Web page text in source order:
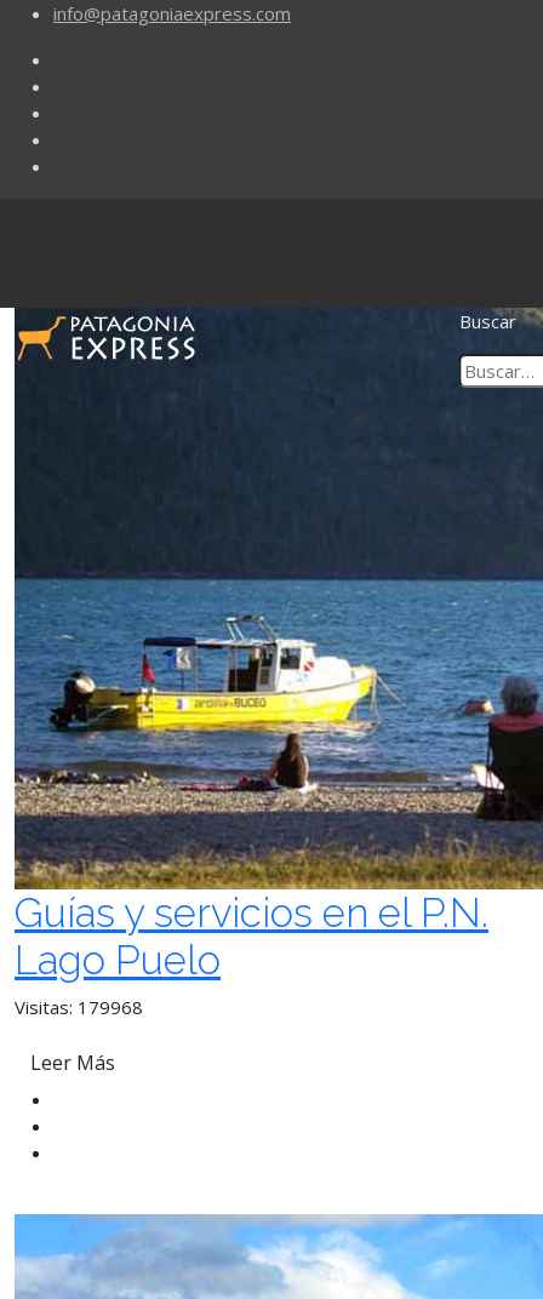
info@patagoniaexpress.com
Buscar
Guías y servicios en el P.N.
Lago Puelo
Visitas: 179968
Leer Más